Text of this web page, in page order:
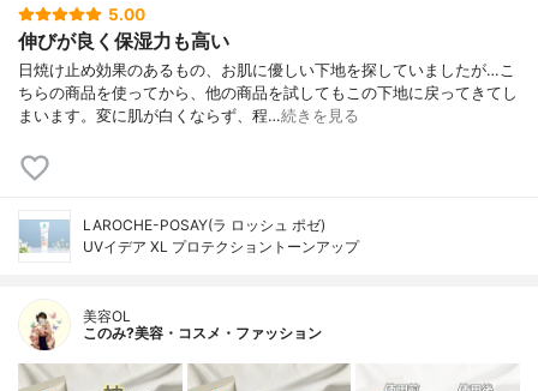
5.00
伸びが良く保湿力も高い
日焼け止め効果のあるもの、お肌に優しい下地を探していましたが…こ
ちらの商品を使ってから、他の商品を試してもこの下地に戻ってきてし
まいます。変に肌が白くならず、程…続きを見る
LAROCHE-POSAY(ラ ロッシュ ポゼ)
UVイデア XL プロテクショントーンアップ
美容OL
このみ?美容・コスメ・ファッション